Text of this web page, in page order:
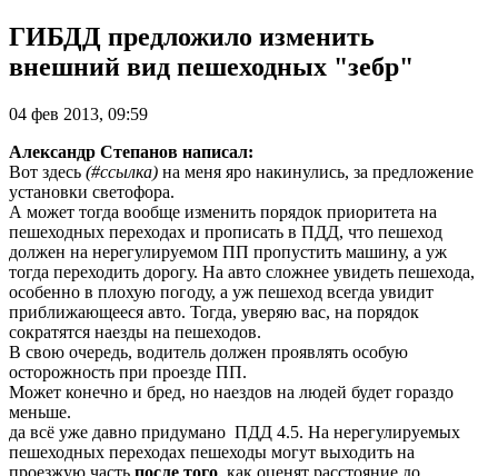
ГИБДД предложило изменить
внешний вид пешеходных "зебр"
04 фев 2013, 09:59
Александр Степанов написал:
Вот здесь (#ссылка) на меня яро накинулись, за предложение
установки светофора.
А может тогда вообще изменить порядок приоритета на
пешеходных переходах и прописать в ПДД, что пешеход
должен на нерегулируемом ПП пропустить машину, а уж
тогда переходить дорогу. На авто сложнее увидеть пешехода,
особенно в плохую погоду, а уж пешеход всегда увидит
приближающееся авто. Тогда, уверяю вас, на порядок
сократятся наезды на пешеходов.
В свою очередь, водитель должен проявлять особую
осторожность при проезде ПП.
Может конечно и бред, но наездов на людей будет гораздо
меньше.
да всё уже давно придумано ПДД 4.5. На нерегулируемых
пешеходных переходах пешеходы могут выходить на
проезжую часть после того, как оценят расстояние до